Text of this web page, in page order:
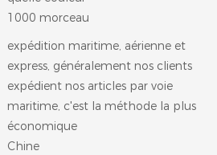
1000 morceau
expédition maritime, aérienne et
express, généralement nos clients
expédient nos articles par voie
maritime, c'est la méthode la plus
économique
Chine